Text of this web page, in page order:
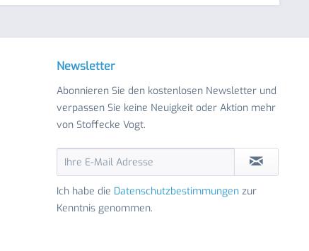
Newsletter
Abonnieren Sie den kostenlosen Newsletter und
verpassen Sie keine Neuigkeit oder Aktion mehr
von Stoffecke Vogt.
Ich habe die Datenschutzbestimmungen zur
Kenntnis genommen.